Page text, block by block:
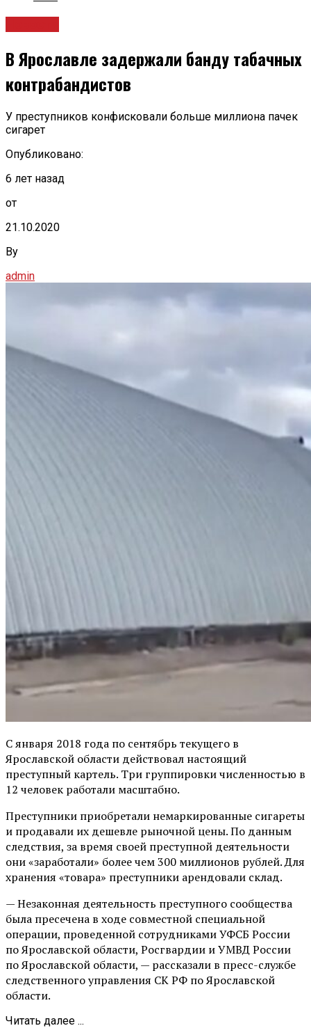
В Ярославле задержали банду табачных
контрабандистов
У преступников конфисковали больше миллиона пачек
сигарет
Опубликовано:
6 лет назад
от
21.10.2020
By
admin
С января 2018 года по сентябрь текущего в
Ярославской области действовал настоящий
преступный картель. Три группировки численностью в
12 человек работали масштабно.
Преступники приобретали немаркированные сигареты
и продавали их дешевле рыночной цены. По данным
следствия, за время своей преступной деятельности
они «заработали» более чем 300 миллионов рублей. Для
хранения «товара» преступники арендовали склад.
— Незаконная деятельность преступного сообщества
была пресечена в ходе совместной специальной
операции, проведенной сотрудниками УФСБ России
по Ярославской области, Росгвардии и УМВД России
по Ярославской области, — рассказали в пресс-службе
следственного управления СК РФ по Ярославской
области.
Читать далее ...